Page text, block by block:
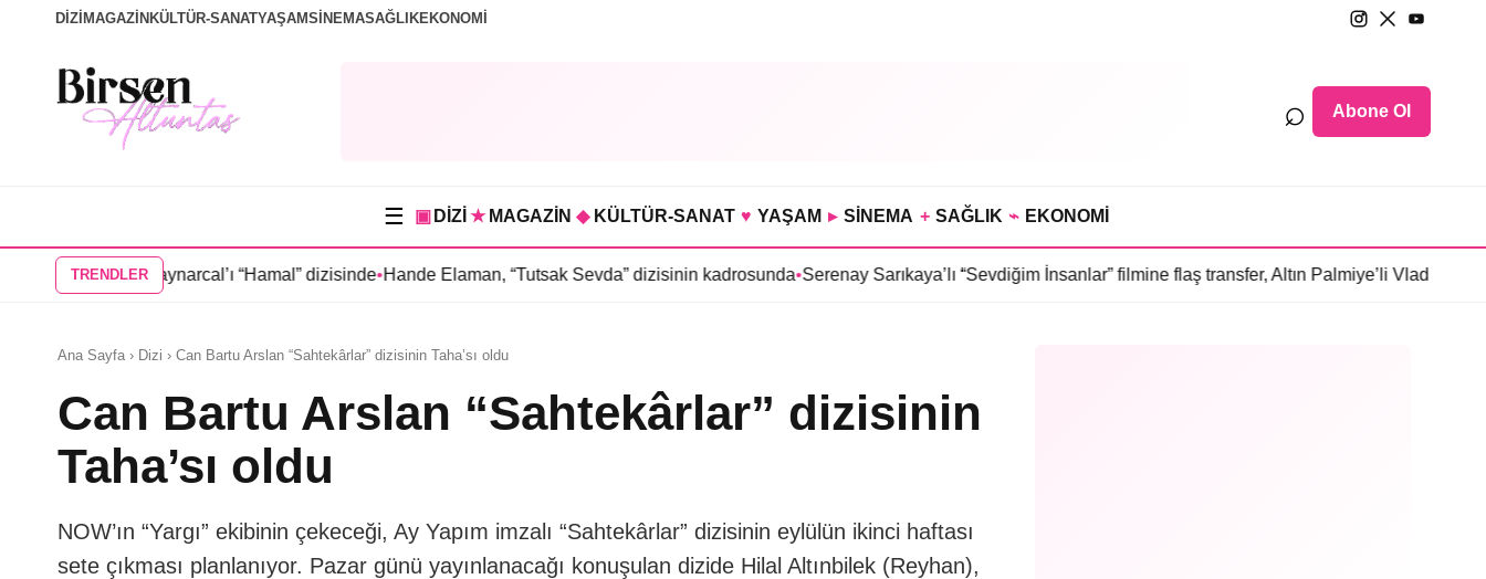
DİZİ MAGAZİN KÜLTÜR-SANATYAŞAMSİNEMASAĞLIKEKONOMİ
⌕ Abone Ol
☰ ▣ DİZİ ★ MAGAZİN ◆ KÜLTÜR-SANAT ♥ YAŞAM ▸ SİNEMA + SAĞLIK ⌁ EKONOMİ
TRENDLER
Kaynarcal’ı “Hamal” dizisinde•Hande Elaman, “Tutsak Sevda” dizisinin kadrosunda•Serenay Sarıkaya’lı “Sevdiğim İnsanlar” filmine flaş transfer, Altın Palmiye’li Vlad Ivanov kadroda
Ana Sayfa › Dizi › Can Bartu Arslan “Sahtekârlar” dizisinin Taha’sı oldu
Can Bartu Arslan “Sahtekârlar” dizisinin
Taha’sı oldu
NOW’ın “Yargı” ekibinin çekeceği, Ay Yapım imzalı “Sahtekârlar” dizisinin eylülün ikinci haftası
sete çıkması planlanıyor. Pazar günü yayınlanacağı konuşulan dizide Hilal Altınbilek (Reyhan),